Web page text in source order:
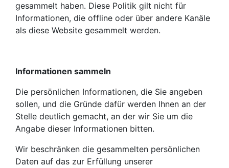
gesammelt haben. Diese Politik gilt nicht für
Informationen, die offline oder über andere Kanäle
als diese Website gesammelt werden.
Informationen sammeln
Die persönlichen Informationen, die Sie angeben
sollen, und die Gründe dafür werden Ihnen an der
Stelle deutlich gemacht, an der wir Sie um die
Angabe dieser Informationen bitten.
Wir beschränken die gesammelten persönlichen
Daten auf das zur Erfüllung unserer